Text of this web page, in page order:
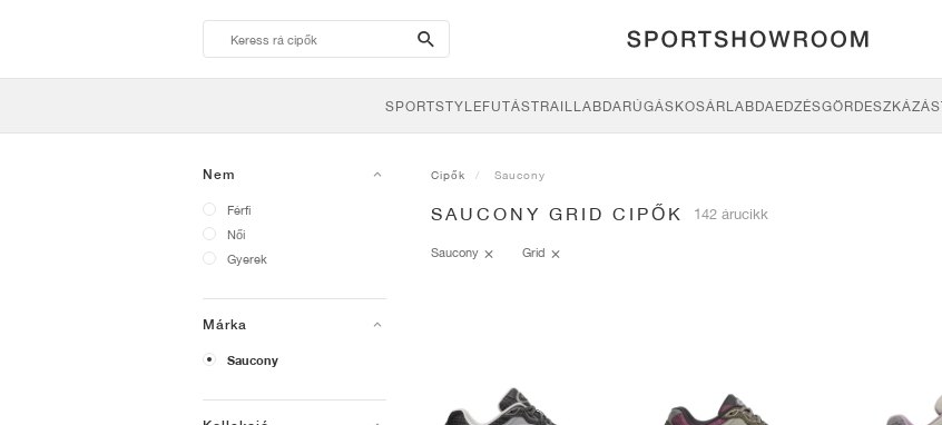
search-
btn
SPORTSTYLEFUTÁSTRAILLABDARÚGÁSKOSÁRLABDAEDZÉSGÖRDESZKÁZÁS
Nem
Férfi
Női
Gyerek
Márka
Saucony
Cipők Saucony
SAUCONY GRID CIPŐK 142 árucikk
Saucony Grid